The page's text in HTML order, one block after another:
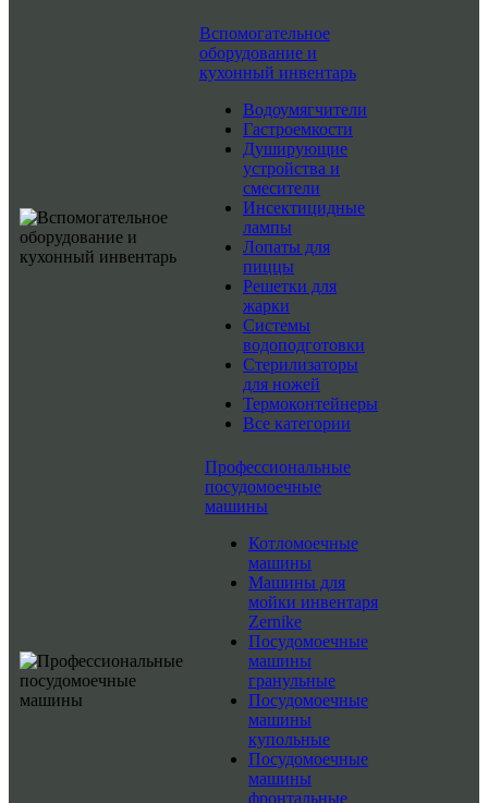
Вспомогательное
оборудование и
кухонный инвентарь
Водоумягчители
Гастроемкости
Душирующие
устройства и
смесители
Инсектицидные
лампы
Лопаты для
пиццы
Решетки для
жарки
Системы
водоподготовки
Стерилизаторы
для ножей
Термоконтейнеры
Все категории
Профессиональные
посудомоечные
машины
Котломоечные
машины
Машины для
мойки инвентаря
Zernike
Посудомоечные
машины
гранульные
Посудомоечные
машины
купольные
Посудомоечные
машины
фронтальные